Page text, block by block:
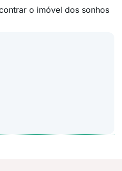
o imóvel dos sonhos